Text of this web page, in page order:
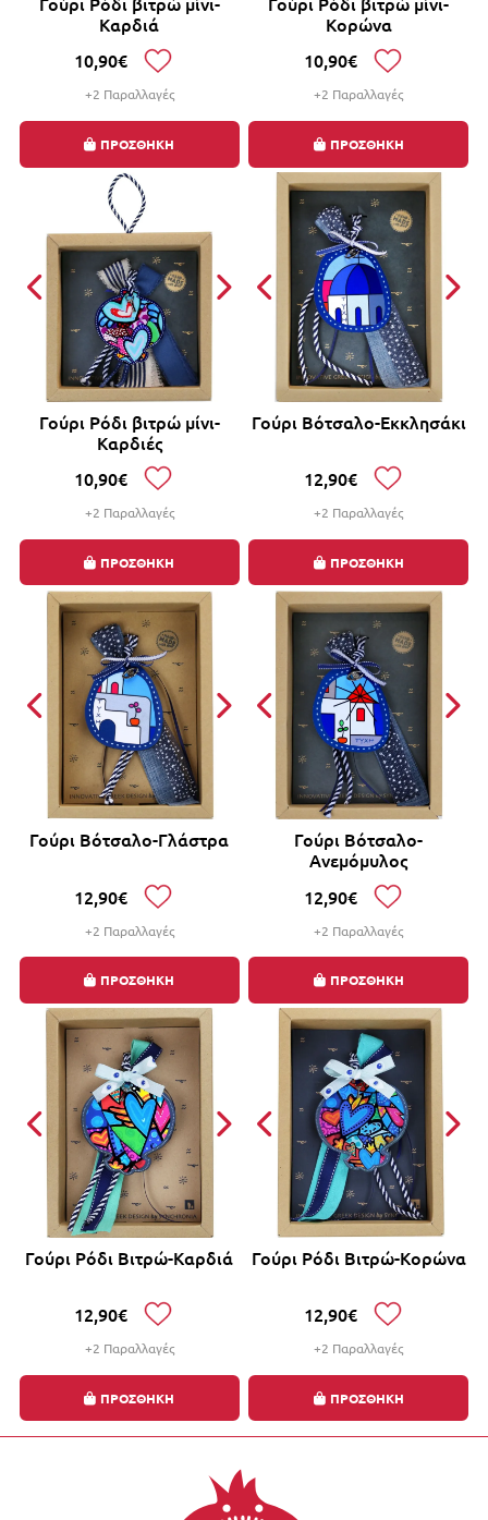
Καρδιά
10,90€
+2 Παραλλαγές
ΠΡΟΣΘΗΚΗ
Κορώνα
10,90€
+2 Παραλλαγές
ΠΡΟΣΘΗΚΗ
Γούρι Ρόδι βιτρώ μίνι-
Καρδιές
10,90€
+2 Παραλλαγές
ΠΡΟΣΘΗΚΗ
Γούρι Βότσαλο-Εκκλησάκι
12,90€
+2 Παραλλαγές
ΠΡΟΣΘΗΚΗ
Γούρι Βότσαλο-Γλάστρα
12,90€
+2 Παραλλαγές
ΠΡΟΣΘΗΚΗ
Γούρι Βότσαλο-
Ανεμόμυλος
12,90€
+2 Παραλλαγές
ΠΡΟΣΘΗΚΗ
Γούρι Ρόδι Βιτρώ-Καρδιά
12,90€
+2 Παραλλαγές
ΠΡΟΣΘΗΚΗ
Γούρι Ρόδι Βιτρώ-Κορώνα
12,90€
+2 Παραλλαγές
ΠΡΟΣΘΗΚΗ
γουριών, αυτόματα στο καλάθι σας!